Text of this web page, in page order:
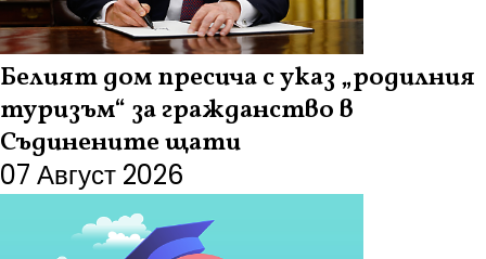
Белият дом пресича с указ „родилния
туризъм“ за гражданство в
Съдинените щати
07 Август 2026